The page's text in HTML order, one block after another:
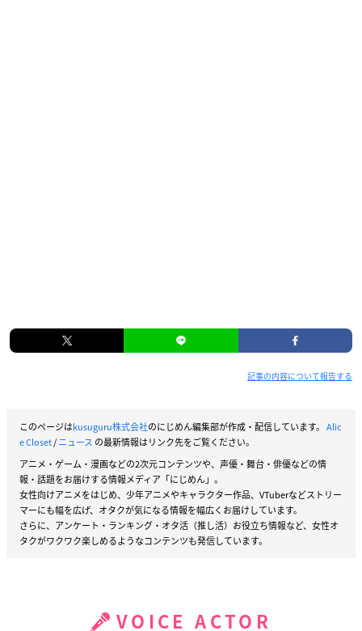
記事の内容について報告する
このページはkusuguru株式会社のにじめん編集部が作成・配信しています。 Alic
e Closet/ニュース の最新情報はリンク先をご覧ください。
アニメ・ゲーム・漫画などの2次元コンテンツや、声優・舞台・俳優などの情
報・話題をお届けする情報メディア「にじめん」。
女性向けアニメをはじめ、少年アニメやキャラクター作品、VTuberなどストリー
マーにも幅を広げ、オタクが気になる情報を幅広くお届けしています。
さらに、アンケート・ランキング・オタ活（推し活）お役立ち情報など、女性オ
タクがワクワク楽しめるようなコンテンツも発信しています。
VOICE ACTOR